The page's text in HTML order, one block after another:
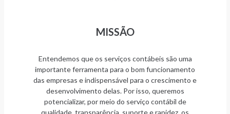
MISSÃO
Entendemos que os serviços contábeis são uma
importante ferramenta para o bom funcionamento
das empresas e indispensável para o crescimento e
desenvolvimento delas. Por isso, queremos
potencializar, por meio do serviço contábil de